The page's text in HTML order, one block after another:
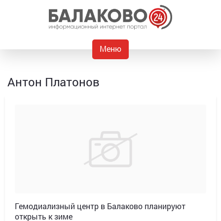
Меню
Антон Платонов
Гемодиализный центр в Балаково планируют
открыть к зиме